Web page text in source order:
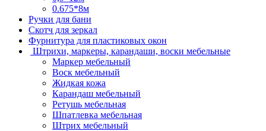
0.675*8м
Ручки для бани
Скотч для зеркал
Фурнитура для пластиковых окон
Штрихи, маркеры, карандаши, воски мебельные
Маркер мебельный
Воск мебельный
Жидкая кожа
Карандаш мебельный
Ретушь мебельная
Шпатлевка мебельная
Штрих мебельный